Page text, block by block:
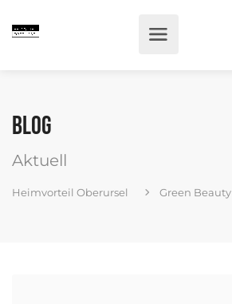
Blog
Aktuell
Heimvorteil Oberursel Green Beauty